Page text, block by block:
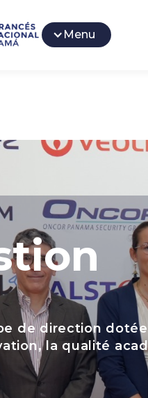
Menu
de direction
la qualité